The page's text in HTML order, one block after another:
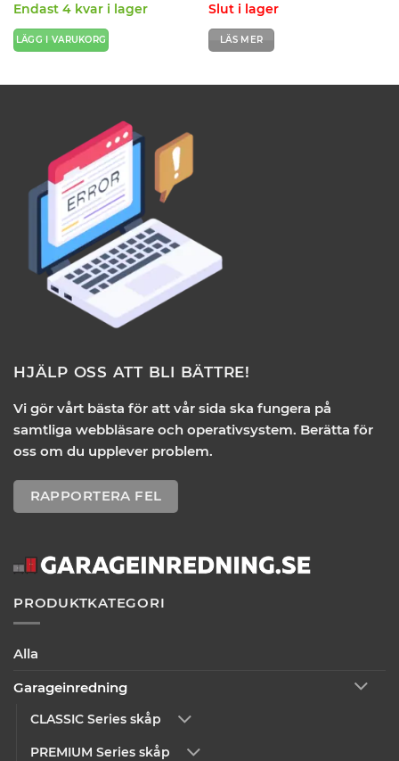
Endast 4 kvar i lager
LÄGG I VARUKORG
Slut i lager
LÄS MER
HJÄLP OSS ATT BLI BÄTTRE!
Vi gör vårt bästa för att vår sida ska fungera på
samtliga webbläsare och operativsystem. Berätta för
oss om du upplever problem.
RAPPORTERA FEL
PRODUKTKATEGORI
Alla
Garageinredning
CLASSIC Series skåp
PREMIUM Series skåp